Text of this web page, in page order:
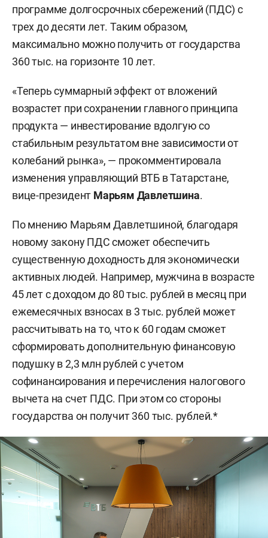
программе долгосрочных сбережений (ПДС) с
трех до десяти лет. Таким образом,
максимально можно получить от государства
360 тыс. на горизонте 10 лет.
«Теперь суммарный эффект от вложений
возрастет при сохранении главного принципа
продукта — инвестирование вдолгую со
стабильным результатом вне зависимости от
колебаний рынка», — прокомментировала
изменения управляющий ВТБ в Татарстане,
вице-президент Марьям Давлетшина.
По мнению Марьям Давлетшиной, благодаря
новому закону ПДС сможет обеспечить
существенную доходность для экономически
активных людей. Например, мужчина в возрасте
45 лет с доходом до 80 тыс. рублей в месяц при
ежемесячных взносах в 3 тыс. рублей может
рассчитывать на то, что к 60 годам сможет
сформировать дополнительную финансовую
подушку в 2,3 млн рублей с учетом
софинансирования и перечисления налогового
вычета на счет ПДС. При этом со стороны
государства он получит 360 тыс. рублей.*